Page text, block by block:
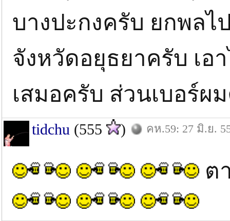
บางปะกงครับ ยกพลไ
จังหวัดอยุธยาครับ เอ
เสมอครับ ส่วนเบอร์ผม
tidchu (555 ) คห.59: 27 มิ.ย.
ต